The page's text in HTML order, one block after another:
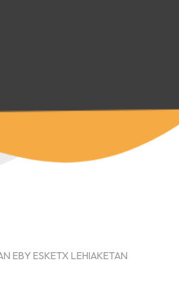
EBY ESKETX LEHIAKETAN